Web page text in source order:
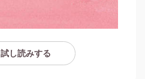
試し読みする